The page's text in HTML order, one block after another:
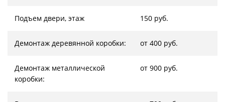
Подъем двери, этаж 150 руб.
Демонтаж деревянной коробки: от 400 руб.
Демонтаж металлической
коробки:
от 900 руб.